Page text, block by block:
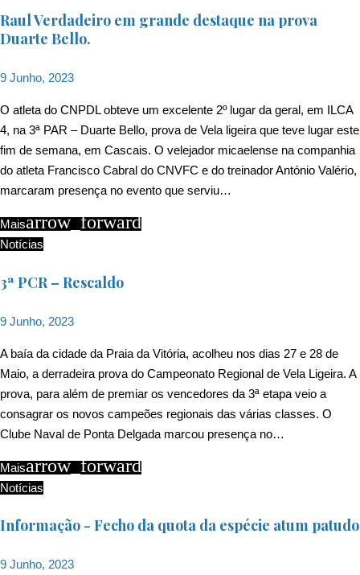
Raul Verdadeiro em grande destaque na prova
Duarte Bello.
9 Junho, 2023
O atleta do CNPDL obteve um excelente 2º lugar da geral, em ILCA
4, na 3ª PAR – Duarte Bello, prova de Vela ligeira que teve lugar este
fim de semana, em Cascais. O velejador micaelense na companhia
do atleta Francisco Cabral do CNVFC e do treinador António Valério,
marcaram presença no evento que serviu…
Maisarrow_forward
Notícias
3ª PCR – Rescaldo
9 Junho, 2023
A baía da cidade da Praia da Vitória, acolheu nos dias 27 e 28 de
Maio, a derradeira prova do Campeonato Regional de Vela Ligeira. A
prova, para além de premiar os vencedores da 3ª etapa veio a
consagrar os novos campeões regionais das várias classes. O
Clube Naval de Ponta Delgada marcou presença no…
Maisarrow_forward
Notícias
Informação - Fecho da quota da espécie atum patudo
9 Junho, 2023